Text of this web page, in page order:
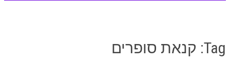
הקדמת ספר הזוהר מתקדמים
Tag: קנאת סופרים